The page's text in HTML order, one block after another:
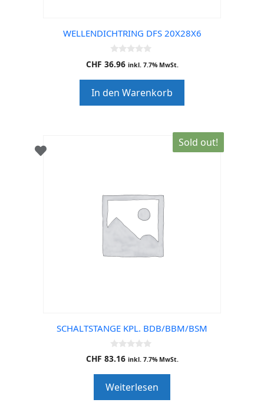
WELLENDICHTRING DFS 20X28X6
0
o
o
f
5
CHF 36.96 inkl. 7.7% MwSt.
In den Warenkorb
Sold out!
SCHALTSTANGE KPL. BDB/BBM/BSM
0
o
o
f
5
CHF 83.16 inkl. 7.7% MwSt.
Weiterlesen